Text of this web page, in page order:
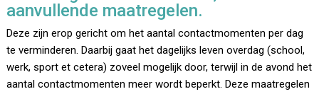
aanvullende maatregelen.
Deze zijn erop gericht om het aantal contactmomenten per dag
te verminderen. Daarbij gaat het dagelijks leven overdag (school,
werk, sport et cetera) zoveel mogelijk door, terwijl in de avond het
aantal contactmomenten meer wordt beperkt. Deze maatregelen